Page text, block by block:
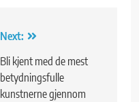
Next:
Bli kjent med de mest
betydningsfulle
kunstnerne gjennom